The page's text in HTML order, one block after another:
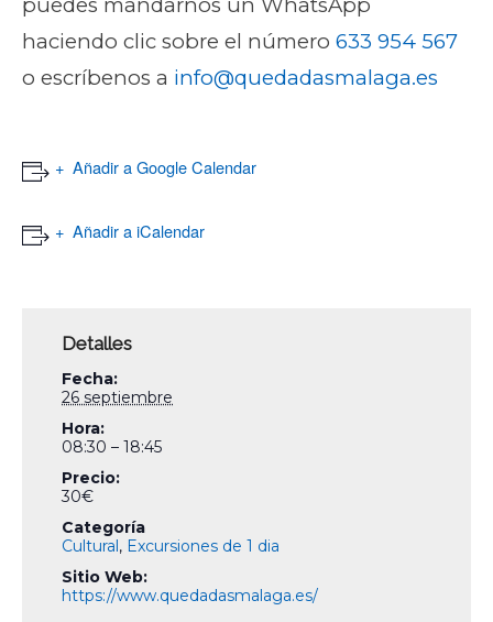
haciendo clic sobre el número 633 954 567
o escríbenos a info@quedadasmalaga.es
Añadir a Google Calendar
Añadir a iCalendar
Detalles
Fecha:
26 septiembre
Hora:
08:30 – 18:45
Precio:
30€
Categoría
Cultural, Excursiones de 1 dia
Sitio Web:
https://www.quedadasmalaga.es/